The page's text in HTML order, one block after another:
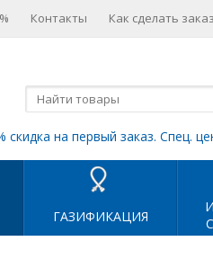
Контакты Как сделать заказ
скидка на первый заказ. Спец.
ГАЗИФИКАЦИЯ